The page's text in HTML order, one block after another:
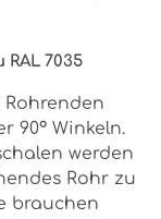
RAL 7035
90° Winkeln.
werden
Rohr zu
brauchen